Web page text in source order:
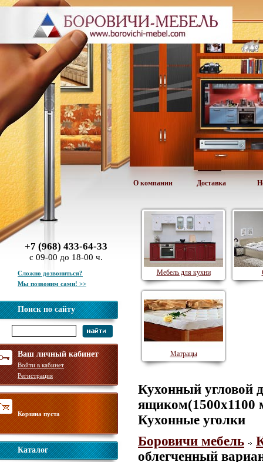
О компании Доставка
+7 (968) 433-64-33
с 09-00 до 18-00 ч.
Сложно дозвониться?
Мы позвоним сами! >>
Поиск по сайту
Ваш личный кабинет
Войти в кабинет
Регистрация
Корзина пуста
Каталог
Мебель для кухни
Матрацы
Кухонный угловой
ящиком(1500х1100
Кухонные уголки
Боровичи мебель
облегченный